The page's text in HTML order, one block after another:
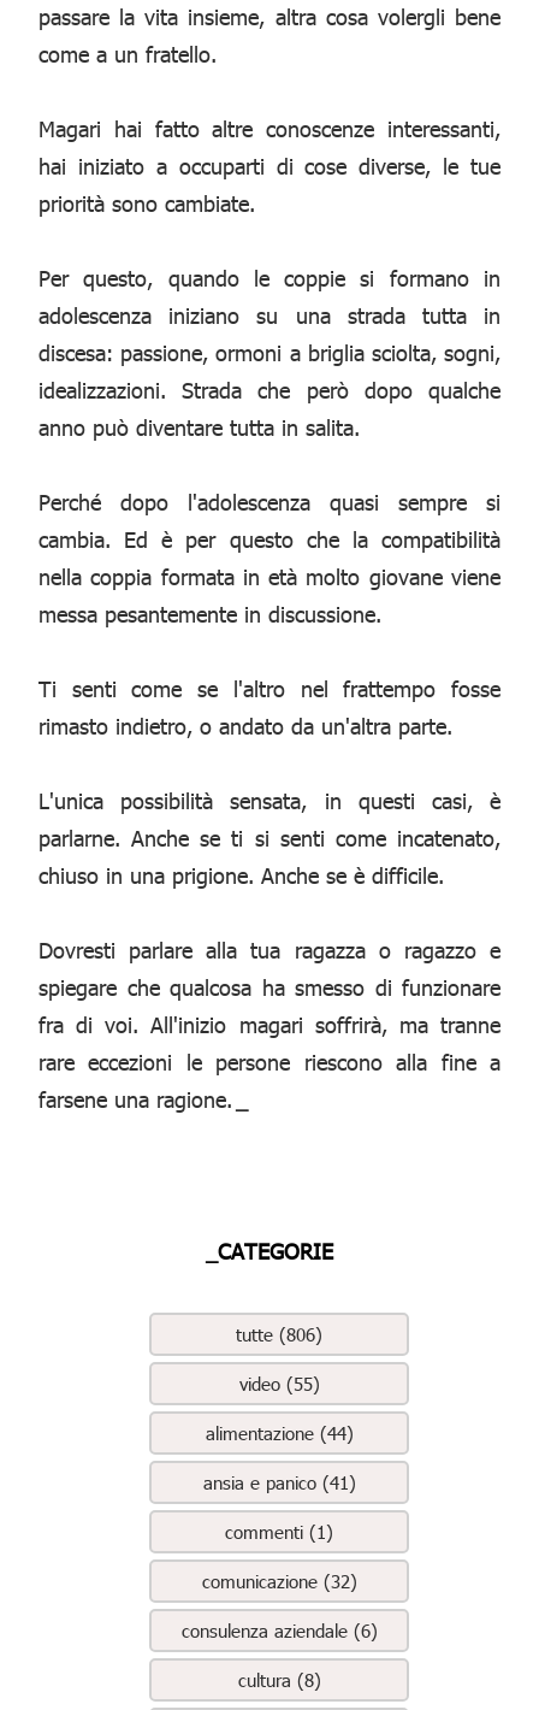
passare la vita insieme, altra cosa volergli bene
come a un fratello.
Magari hai fatto altre conoscenze interessanti,
hai iniziato a occuparti di cose diverse, le tue
priorità sono cambiate.
Per questo, quando le coppie si formano in
adolescenza iniziano su una strada tutta in
discesa: passione, ormoni a briglia sciolta, sogni,
idealizzazioni. Strada che però dopo qualche
anno può diventare tutta in salita.
Perché dopo l'adolescenza quasi sempre si
cambia. Ed è per questo che la compatibilità
nella coppia formata in età molto giovane viene
messa pesantemente in discussione.
Ti senti come se l'altro nel frattempo fosse
rimasto indietro, o andato da un'altra parte.
L'unica possibilità sensata, in questi casi, è
parlarne. Anche se ti si senti come incatenato,
chiuso in una prigione. Anche se è difficile.
Dovresti parlare alla tua ragazza o ragazzo e
spiegare che qualcosa ha smesso di funzionare
fra di voi. All'inizio magari soffrirà, ma tranne
rare eccezioni le persone riescono alla fine a
farsene una ragione.
_CATEGORIE
tutte (806)
video (55)
alimentazione (44)
ansia e panico (41)
commenti (1)
comunicazione (32)
consulenza aziendale (6)
cultura (8)